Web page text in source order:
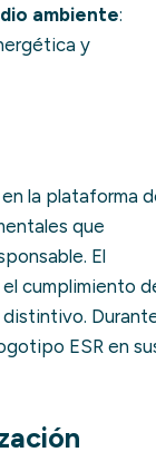
ambiente:
y
la plataforma
que
El
cumplimiento
ESR en